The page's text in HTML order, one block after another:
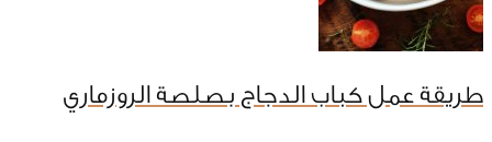
طريقة عمل كباب الدجاج بصلصة الروزماري